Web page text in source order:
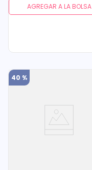
AGREGAR A LA BOLSA
40 %